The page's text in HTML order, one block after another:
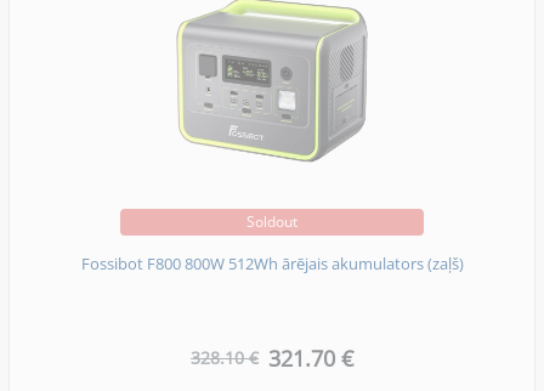
Soldout
Fossibot F800 800W 512Wh ārējais akumulators (zaļš)
328.10 € 321.70 €